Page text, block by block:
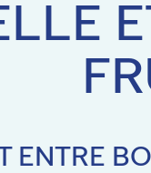
ENTRE